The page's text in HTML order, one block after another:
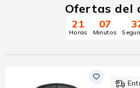
Ofertas del
21
Horas
07
Minutos